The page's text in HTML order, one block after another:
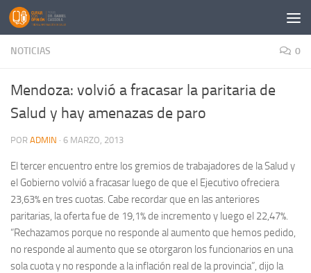
Saltar al contenido
NOTICIAS 0
Mendoza: volvió a fracasar la paritaria de
Salud y hay amenazas de paro
POR ADMIN · 6 MARZO, 2013
El tercer encuentro entre los gremios de trabajadores de la Salud y
el Gobierno volvió a fracasar luego de que el Ejecutivo ofreciera
23,63% en tres cuotas. Cabe recordar que en las anteriores
paritarias, la oferta fue de 19,1% de incremento y luego el 22,47%.
“Rechazamos porque no responde al aumento que hemos pedido,
no responde al aumento que se otorgaron los funcionarios en una
sola cuota y no responde a la inflación real de la provincia”, dijo la